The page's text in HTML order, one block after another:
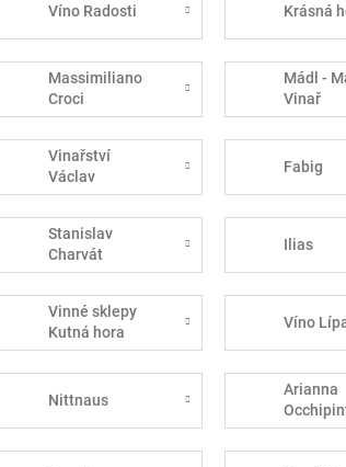
Víno Radosti Krásná
Massimiliano
Croci
Mádl -
Vinař
Vinařství
Václav
Fabig
Stanislav
Charvát
Ilias
Vinné sklepy
Kutná hora
Víno
Nittnaus
Arianna